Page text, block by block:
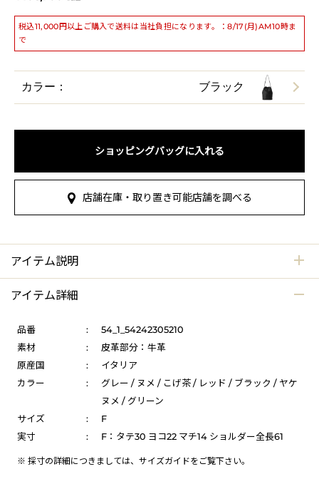
税込11,000円以上ご購入で送料は当社負担になります。：8/17(月)AM10時ま
で
カラー： ブラック
ショッピングバッグに入れる
店舗在庫・取り置き可能店舗を調べる
アイテム説明
アイテム詳細
品番 :
54_1_54242305210
素材
:
皮革部分：牛革
原産国
:
イタリア
カラー
:
グレー / ヌメ / こげ茶 / レッド / ブラック / ヤケ
ヌメ / グリーン
サイズ
:
F
実寸
: F：タテ30 ヨコ22 マチ14 ショルダー全長61
※ 採寸の詳細につきましては、 サイズガイドをご覧下さい。